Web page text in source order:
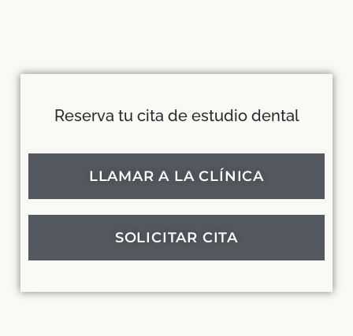
Reserva tu cita de estudio dental
LLAMAR A LA CLÍNICA
SOLICITAR CITA